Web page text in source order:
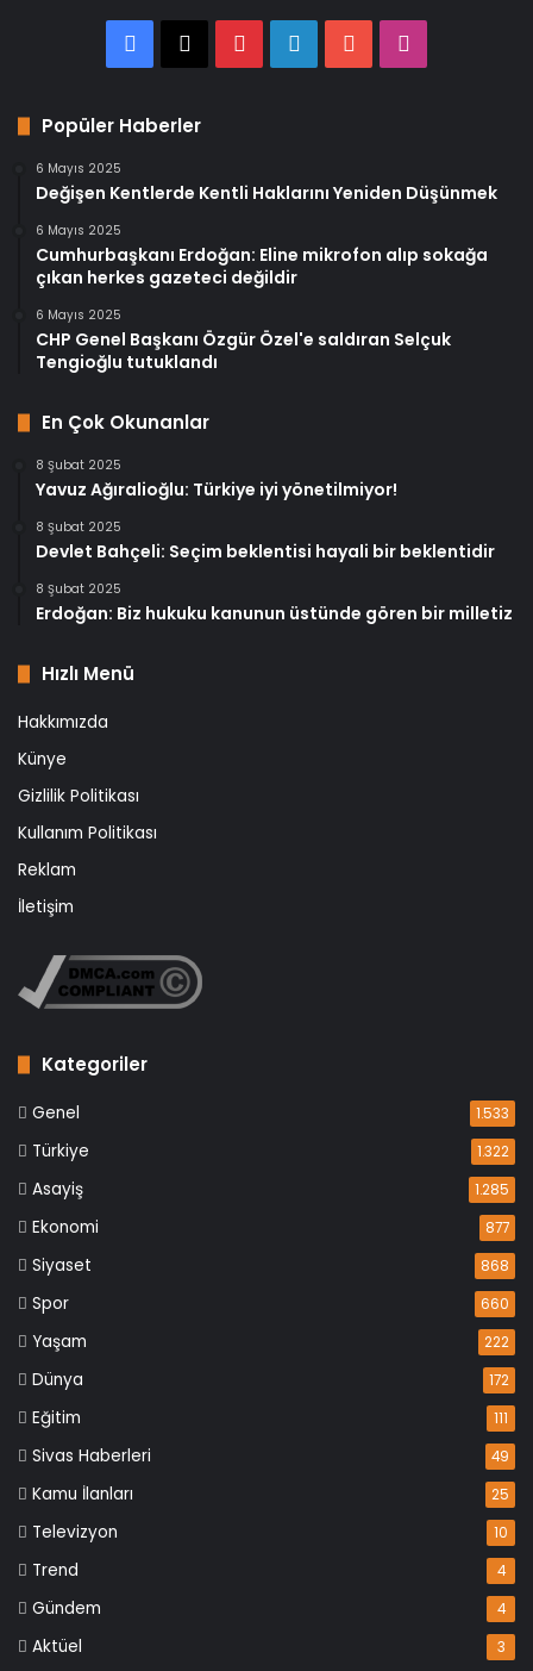
Facebook
X PinterestLinkedInYouTube
Popüler Haberler
6 Mayıs 2025
Değişen Kentlerde Kentli Haklarını Yeniden Düşünmek
6 Mayıs 2025
Cumhurbaşkanı Erdoğan: Eline mikrofon alıp sokağa
çıkan herkes gazeteci değildir
6 Mayıs 2025
CHP Genel Başkanı Özgür Özel'e saldıran Selçuk
Tengioğlu tutuklandı
En Çok Okunanlar
8 Şubat 2025
Yavuz Ağıralioğlu: Türkiye iyi yönetilmiyor!
8 Şubat 2025
Devlet Bahçeli: Seçim beklentisi hayali bir beklentidir
8 Şubat 2025
Erdoğan: Biz hukuku kanunun üstünde gören bir milletiz
Hızlı Menü
Hakkımızda
Künye
Gizlilik Politikası
Kullanım Politikası
Reklam
İletişim
Kategoriler
Genel 1.533
Türkiye 1.322
Asayiş 1.285
Ekonomi 877
Siyaset 868
Spor 660
Yaşam 222
Dünya 172
Eğitim 111
Sivas Haberleri 49
Kamu İlanları 25
Televizyon 10
Trend 4
Gündem 4
Aktüel 3